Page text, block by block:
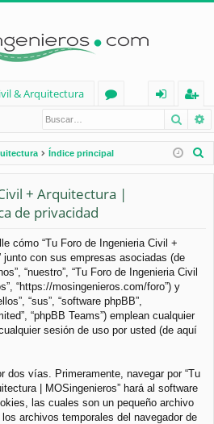
& Arquitectura
os
nt
ifi
e
eg
ist
ra
Índice principal
+ Arquitectura |
de privacidad
cómo “Tu Foro de Ingenieria Civil +
junto con sus empresas asociadas (de
“nuestro”, “Tu Foro de Ingenieria Civil
“https://mosingenieros.com/foro”) y
“sus”, “software phpBB”,
“phpBB Teams”) emplean cualquier
sesión de uso por usted (de aquí
dos vías. Primeramente, navegar por “Tu
| MOSingenieros” hará al software
las cuales son un pequeño archivo
archivos temporales del navegador de